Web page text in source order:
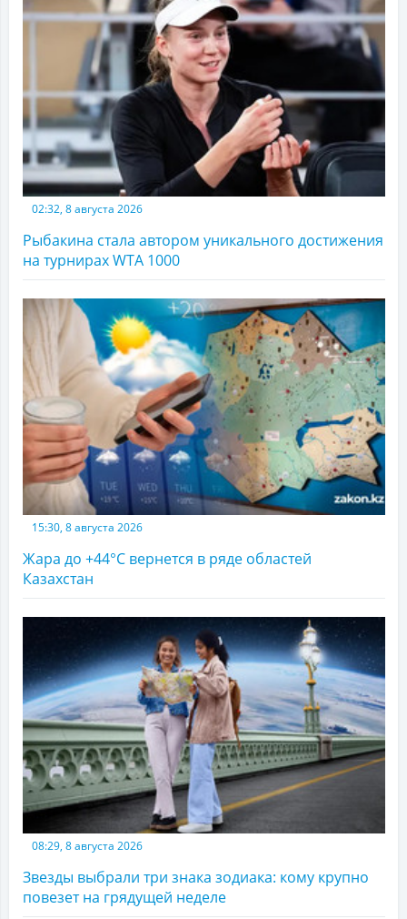
02:32, 8 августа 2026
Рыбакина стала автором уникального достижения
на турнирах WTA 1000
15:30, 8 августа 2026
Жара до +44°С вернется в ряде областей
Казахстан
08:29, 8 августа 2026
Звезды выбрали три знака зодиака: кому крупно
повезет на грядущей неделе